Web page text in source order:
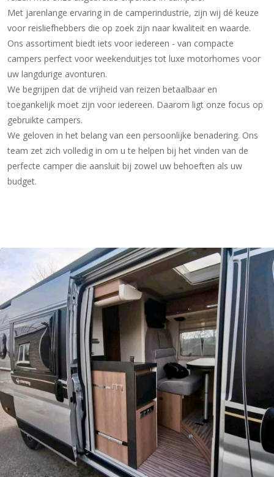
Met jarenlange ervaring in de camperindustrie, zijn wij dé keuze
voor reisliefhebbers die op zoek zijn naar kwaliteit en waarde.
Ons assortiment biedt iets voor iedereen - van compacte
campers perfect voor weekenduitjes tot luxe motorhomes voor
uw langdurige avonturen.
We begrijpen dat de vrijheid van reizen betaalbaar en
toegankelijk moet zijn voor iedereen. Daarom ligt onze focus op
gebruikte campers.
We geloven in het belang van een persoonlijke benadering. Ons
team zet zich volledig in om u te helpen bij het vinden van de
perfecte camper die aansluit bij zowel uw behoeften als uw
budget.